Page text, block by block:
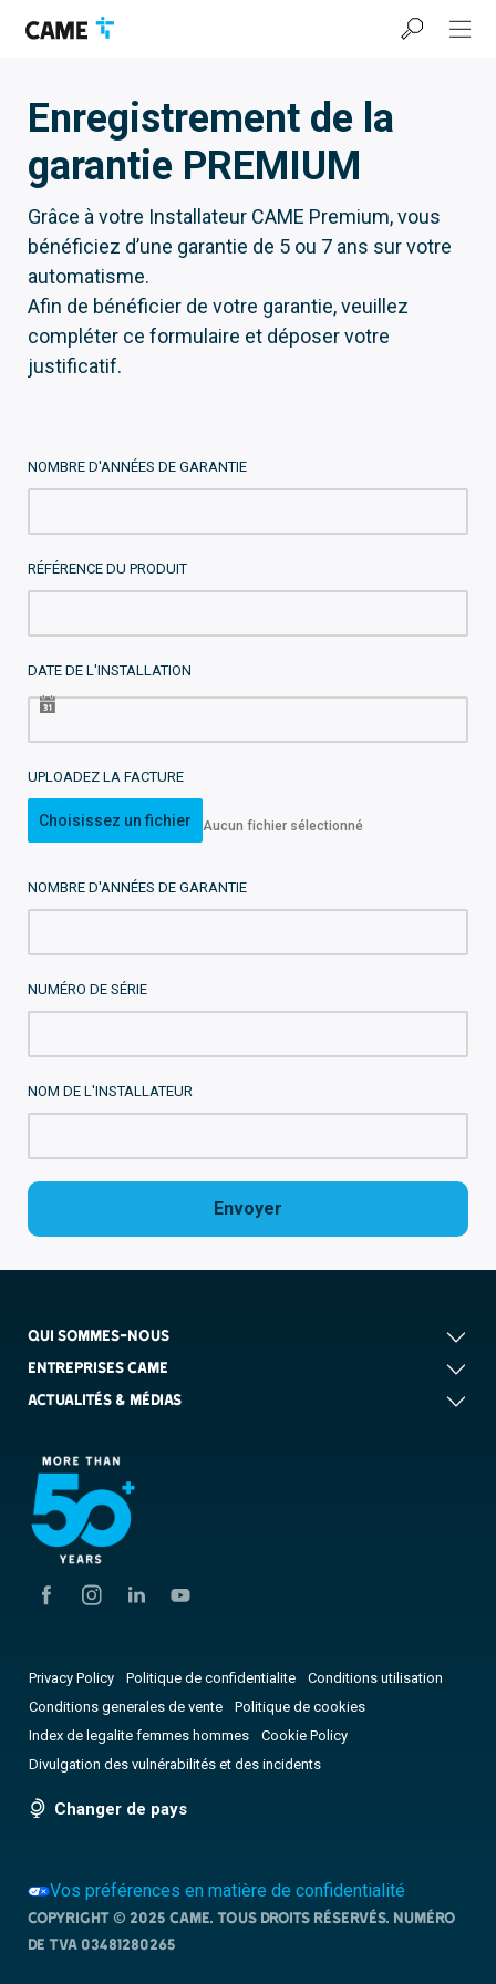
navigation
pageEnregistrement de la
garantie PREMIUM
Grâce à votre Installateur CAME Premium, vous
bénéficiez d’une garantie de 5 ou 7 ans sur votre
automatisme.
Afin de bénéficier de votre garantie, veuillez
compléter ce formulaire et déposer votre
justificatif.
NOMBRE D'ANNÉES DE GARANTIE
RÉFÉRENCE DU PRODUIT
DATE DE L'INSTALLATION
UPLOADEZ LA FACTURE
Choisissez un fichier Aucun fichier sélectionné
NOMBRE D'ANNÉES DE GARANTIE
NUMÉRO DE SÉRIE
NOM DE L'INSTALLATEUR
Envoyer
QUI SOMMES-NOUS
ENTREPRISES CAME
ACTUALITÉS & MÉDIAS
Privacy Policy Politique de confidentialite
Conditions utilisation
Conditions generales de vente
Politique de cookies
Index de legalite femmes hommes
Cookie Policy
Divulgation des vulnérabilités et des incidents
Changer de pays
Vos préférences en matière de confidentialité
Copyright © 2025 CAME. Tous droits réservés. NUMÉRO
DE TVA 03481280265